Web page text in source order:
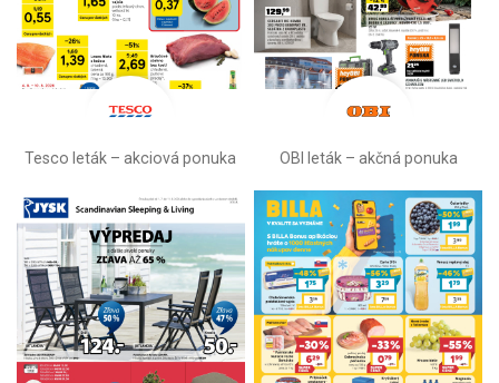
Tesco leták – akciová ponuka OBI leták –⁠ akčná ponuka